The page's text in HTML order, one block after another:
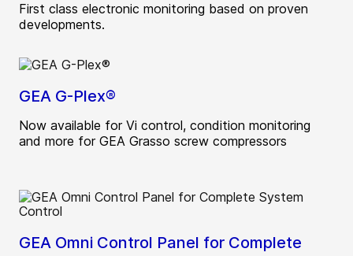
First class electronic monitoring based on proven
developments.
GEA G-Plex®
Now available for Vi control, condition monitoring
and more for GEA Grasso screw compressors
GEA Omni Control Panel for Complete